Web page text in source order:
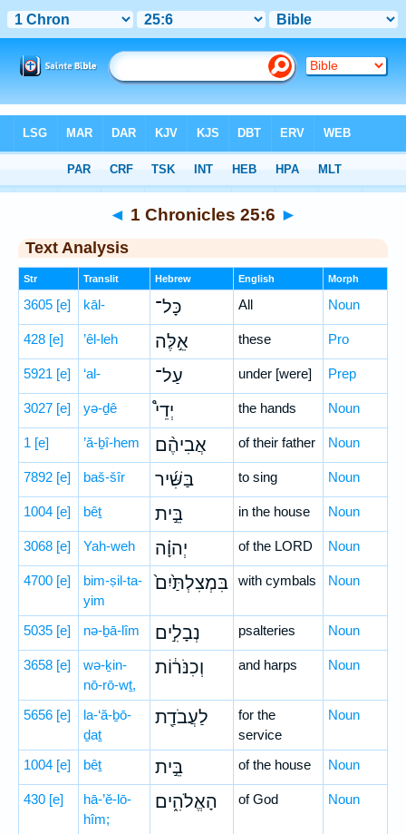
> 1 Chronicles 25:6
◄ 1 Chronicles 25:6 ►
Text Analysis
Str Translit Hebrew English Morph
3605 [e] kāl- כָּל־ All Noun
428 [e] ’êl-leh אֵ֣לֶּה these Pro
5921 [e] ‘al- עַל־ under [were] Prep
3027 [e] yə-ḏê יְדֵי֩ the hands Noun
1 [e] ’ă-ḇî-hem אֲבִיהֶ֨ם of their father Noun
7892 [e] baš-šîr בַּשִּׁ֜יר to sing Noun
1004 [e] bêṯ בֵּ֣ית in the house Noun
3068 [e] Yah-weh יְהוָ֗ה of the LORD Noun
4700 [e]
bim-ṣil-ta-
yim
בִּמְצִלְתַּ֙יִם֙ with cymbals Noun
5035 [e] nə-ḇā-lîm נְבָלִ֣ים psalteries Noun
3658 [e]
wə-ḵin-
nō-rō-wṯ,
וְכִנֹּר֔וֹת and harps Noun
5656 [e]
la-‘ă-ḇō-
ḏaṯ
לַעֲבֹדַ֖ת
for the
service
Noun
1004 [e] bêṯ בֵּ֣ית of the house Noun
430 [e]
hā-’ĕ-lō-
hîm;
הָאֱלֹהִ֑ים of God Noun